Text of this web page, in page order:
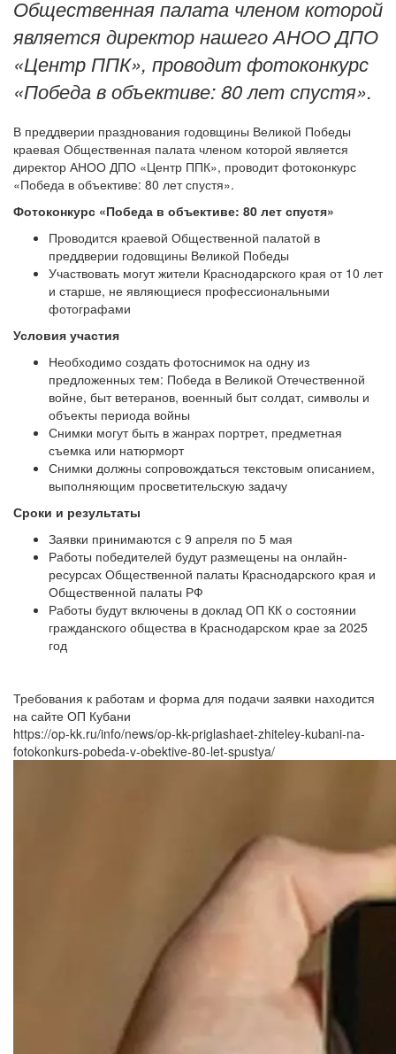
Общественная палата членом которой
является директор нашего АНОО ДПО
«Центр ППК», проводит фотоконкурс
«Победа в объективе: 80 лет спустя».
В преддверии празднования годовщины Великой Победы
краевая Общественная палата членом которой является
директор АНОО ДПО «Центр ППК», проводит фотоконкурс
«Победа в объективе: 80 лет спустя».
Фотоконкурс «Победа в объективе: 80 лет спустя»
Проводится краевой Общественной палатой в
преддверии годовщины Великой Победы
Участвовать могут жители Краснодарского края от 10 лет
и старше, не являющиеся профессиональными
фотографами
Условия участия
Необходимо создать фотоснимок на одну из
предложенных тем: Победа в Великой Отечественной
войне, быт ветеранов, военный быт солдат, символы и
объекты периода войны
Снимки могут быть в жанрах портрет, предметная
съемка или натюрморт
Снимки должны сопровождаться текстовым описанием,
выполняющим просветительскую задачу
Сроки и результаты
Заявки принимаются с 9 апреля по 5 мая
Работы победителей будут размещены на онлайн-
ресурсах Общественной палаты Краснодарского края и
Общественной палаты РФ
Работы будут включены в доклад ОП КК о состоянии
гражданского общества в Краснодарском крае за 2025
год
Требования к работам и форма для подачи заявки находится
на сайте ОП Кубани
https://op-kk.ru/info/news/op-kk-priglashaet-zhiteley-kubani-na-
fotokonkurs-pobeda-v-obektive-80-let-spustya/